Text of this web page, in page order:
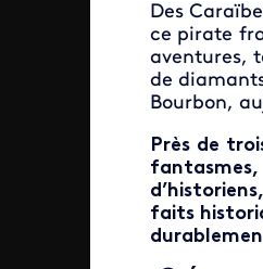
Des
ce pirate
aventures,
de
Bourbon,
Près de
faits